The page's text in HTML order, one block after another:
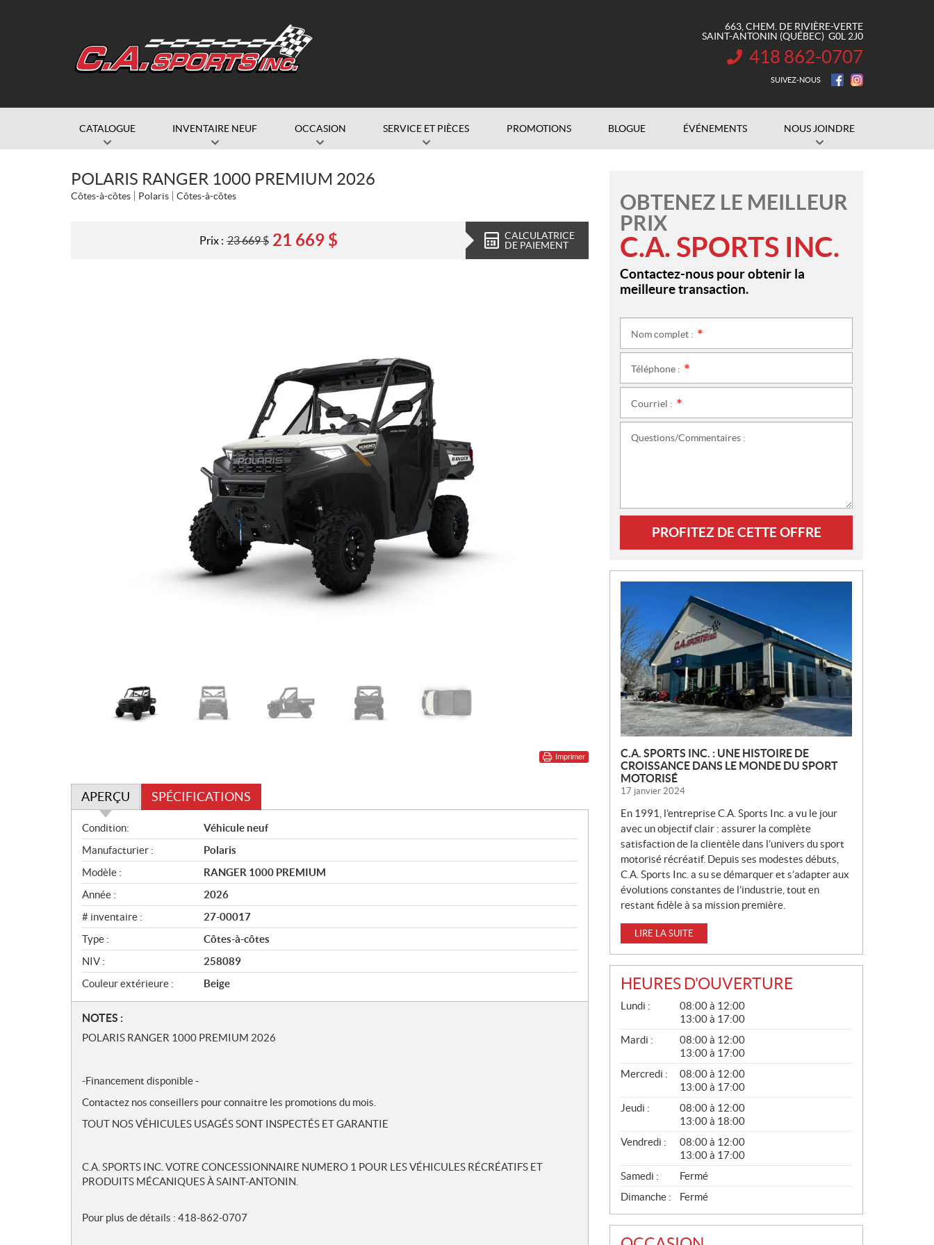
663, CHEM. DE RIVIÈRE-VERTE
SAINT-ANTONIN (QUÉBEC) G0L 2J0
INFORMATION :
418 862-0707
SUIVEZ-NOUS
CATALOGUE INVENTAIRE NEUF OCCASION SERVICE ET PIÈCES PROMOTIONS BLOGUE ÉVÉNEMENTS NOUS JOINDRE
POLARIS RANGER 1000 PREMIUM 2026
Côtes-à-côtes Polaris Côtes-à-côtes
Prix : 23 669$ 21 669 $
CALCULATRICE
DE PAIEMENT
Imprimer
APERÇU SPÉCIFICATIONS
A
p
e
r
ç
u
Condition:
Véhicule neuf
Manufacturier :
Polaris
Modèle :
RANGER 1000 PREMIUM
Année :
2026
# inventaire :
27-00017
Type :
Côtes-à-côtes
NIV :
258089
Couleur extérieure :
Beige
N
o
s
NOTES :
POLARIS RANGER 1000 PREMIUM 2026
-Financement disponible -
Contactez nos conseillers pour connaitre les promotions du mois.
TOUT NOS VÉHICULES USAGÉS SONT INSPECTÉS ET GARANTIE
C.A. SPORTS INC. VOTRE CONCESSIONNAIRE NUMERO 1 POUR LES VÉHICULES RÉCRÉATIFS ET
PRODUITS MÉCANIQUES À SAINT-ANTONIN.
Pour plus de détails : 418-862-0707
OBTENEZ LE MEILLEUR
PRIX
C.A. SPORTS INC.
Contactez-nous pour obtenir la
meilleure transaction.
Nom complet :
Téléphone :
Courriel :
Questions/Commentaires :
PROFITEZ DE CETTE OFFRE
O
U
V
E
L
L
E
S
C.A. SPORTS INC. : UNE HISTOIRE DE
CROISSANCE DANS LE MONDE DU SPORT
MOTORISÉ
17 janvier 2024
En 1991, l’entreprise C.A. Sports Inc. a vu le jour
avec un objectif clair : assurer la complète
satisfaction de la clientèle dans l’univers du sport
motorisé récréatif. Depuis ses modestes débuts,
C.A. Sports Inc. a su se démarquer et s’adapter aux
évolutions constantes de l’industrie, tout en
restant fidèle à sa mission première.
LIRE LA SUITE
HEURES D'OUVERTURE
G
N
É
L
Lundi :
08:00 à 12:00
13:00 à 17:00
Mardi :
08:00 à 12:00
13:00 à 17:00
Mercredi :
08:00 à 12:00
13:00 à 17:00
Jeudi :
08:00 à 12:00
13:00 à 18:00
Vendredi :
08:00 à 12:00
13:00 à 17:00
Samedi :
Fermé
Dimanche :
Fermé